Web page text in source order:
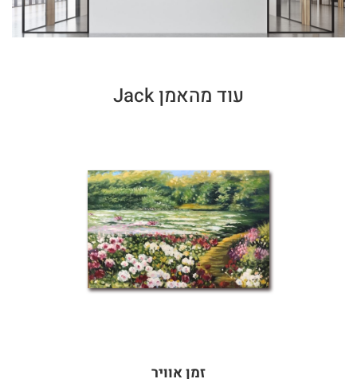
עוד מהאמן Jack
זמן אוויר